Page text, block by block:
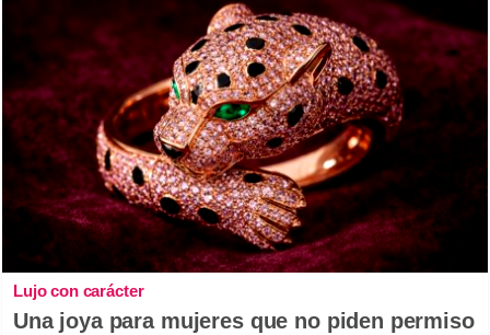
Lujo con carácter
Una joya para mujeres que no piden permiso